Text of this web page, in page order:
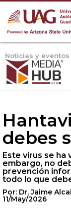
Noticias y eventos
debes
Este virus se ha
embargo, no
prevención
todo lo que
Por: Dr. Jaime
11/May/2026